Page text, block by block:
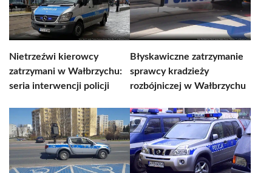
Nietrzeźwi kierowcy
zatrzymani w Wałbrzychu:
seria interwencji policji
Błyskawiczne zatrzymanie
sprawcy kradzieży
rozbójniczej w Wałbrzychu